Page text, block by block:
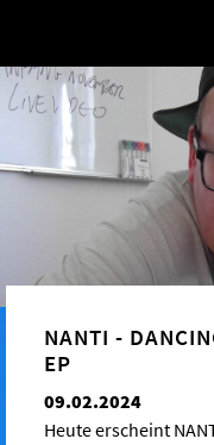
NANTI -
EP
09.02.2024
Heute erscheint